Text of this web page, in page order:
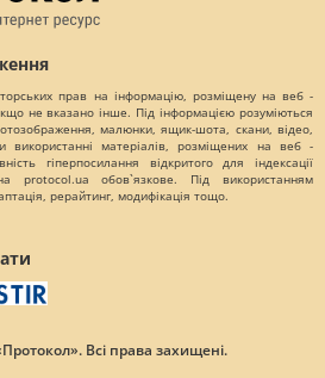
прав на інформацію, розміщену на веб -
не вказано інше. Під інформацією розуміються
малюнки, ящик-шота, скани, відео,
використанні матеріалів, розміщених на веб -
гіперпосилання відкритого для індексації
protocol.ua обов`язкове. Під використанням
рерайтинг, модифікація тощо.
Всі права захищені.